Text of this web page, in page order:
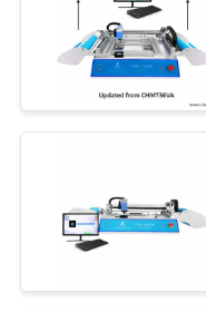
โรงงาน
ควบคุม
คุณภาพ
ติดต่อ